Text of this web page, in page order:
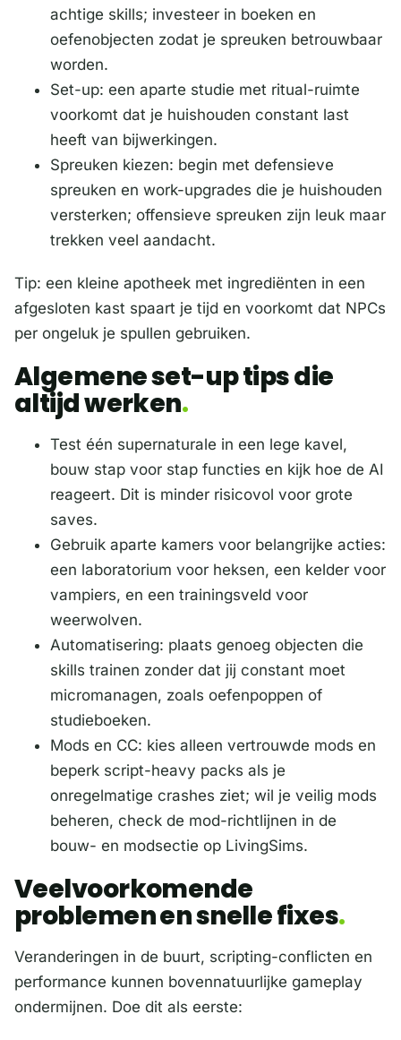
achtige skills; investeer in boeken en
oefenobjecten zodat je spreuken betrouwbaar
worden.
Set-up: een aparte studie met ritual-ruimte
voorkomt dat je huishouden constant last
heeft van bijwerkingen.
Spreuken kiezen: begin met defensieve
spreuken en work-upgrades die je huishouden
versterken; offensieve spreuken zijn leuk maar
trekken veel aandacht.
Tip: een kleine apotheek met ingrediënten in een
afgesloten kast spaart je tijd en voorkomt dat NPCs
per ongeluk je spullen gebruiken.
Algemene set-up tips die
altijd werken
Test één supernaturale in een lege kavel,
bouw stap voor stap functies en kijk hoe de AI
reageert. Dit is minder risicovol voor grote
saves.
Gebruik aparte kamers voor belangrijke acties:
een laboratorium voor heksen, een kelder voor
vampiers, en een trainingsveld voor
weerwolven.
Automatisering: plaats genoeg objecten die
skills trainen zonder dat jij constant moet
micromanagen, zoals oefenpoppen of
studieboeken.
Mods en CC: kies alleen vertrouwde mods en
beperk script-heavy packs als je
onregelmatige crashes ziet; wil je veilig mods
beheren, check de mod-richtlijnen in de
bouw- en modsectie op LivingSims.
Veelvoorkomende
problemen en snelle fixes
Veranderingen in de buurt, scripting-conflicten en
performance kunnen bovennatuurlijke gameplay
ondermijnen. Doe dit als eerste: